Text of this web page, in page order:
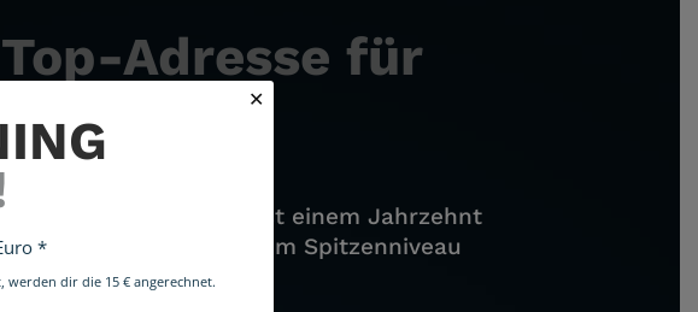
Adresse für
Huste prägen seit fast einem Jahrzehnt
auf internationalem Spitzenniveau
✕
*
dir die 15 € angerechnet.